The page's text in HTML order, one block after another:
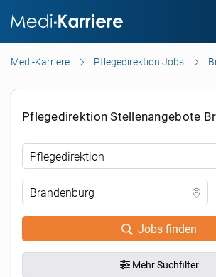
Medi-Karriere Pflegedirektion Jobs
Pflegedirektion Stellenangebote
Jobs finden
Mehr Suchfilter